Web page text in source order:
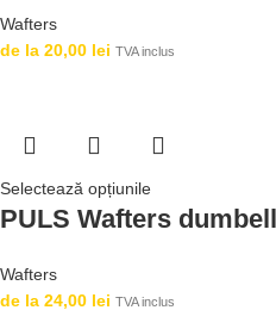
Wafters
de la 20,00 lei TVA inclus
Selectează opțiunile
PULS Wafters
Wafters
de la 24,00 lei TVA inclus